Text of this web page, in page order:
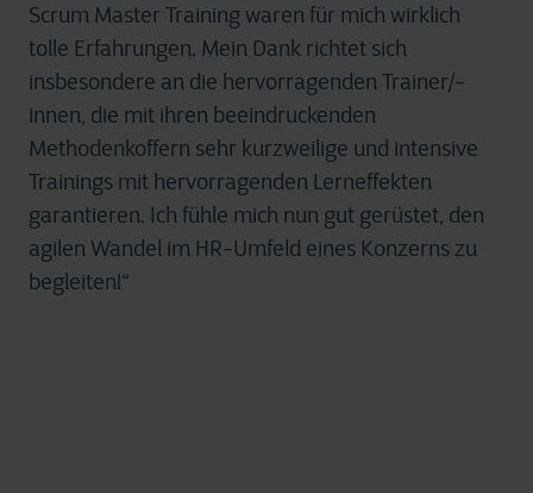
Scrum Master Training waren für mich wirklich
tolle Erfahrungen. Mein Dank richtet sich
insbesondere an die hervorragenden Trainer/-
innen, die mit ihren beeindruckenden
Methodenkoffern sehr kurzweilige und intensive
Trainings mit hervorragenden Lerneffekten
garantieren. Ich fühle mich nun gut gerüstet, den
agilen Wandel im HR-Umfeld eines Konzerns zu
begleiten!“